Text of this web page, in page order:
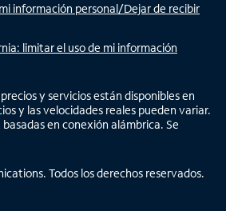
información personal/Dejar de recibir
limitar el uso de mi información
y servicios están disponibles en
y las velocidades reales pueden variar.
en conexión alámbrica. Se
Todos los derechos reservados.